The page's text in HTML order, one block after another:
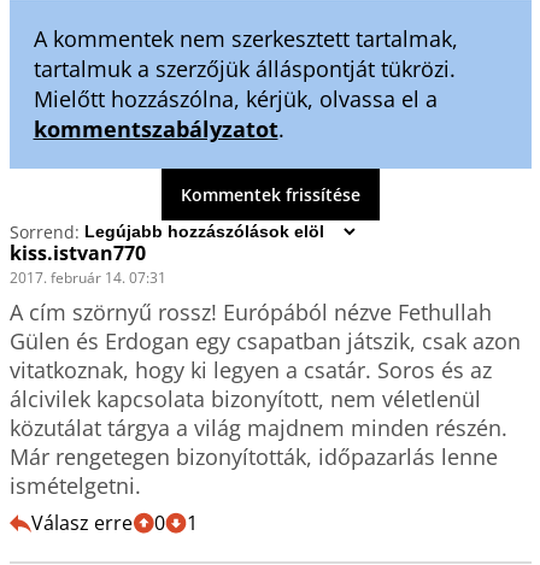
A kommentek nem szerkesztett tartalmak,
tartalmuk a szerzőjük álláspontját tükrözi.
Mielőtt hozzászólna, kérjük, olvassa el a
kommentszabályzatot.
Kommentek frissítése
Sorrend:
kiss.istvan770
2017. február 14. 07:31
A cím szörnyű rossz! Európából nézve Fethullah
Gülen és Erdogan egy csapatban játszik, csak azon
vitatkoznak, hogy ki legyen a csatár. Soros és az
álcivilek kapcsolata bizonyított, nem véletlenül
közutálat tárgya a világ majdnem minden részén.
Már rengetegen bizonyították, időpazarlás lenne
ismételgetni.
Válasz erre 0 1